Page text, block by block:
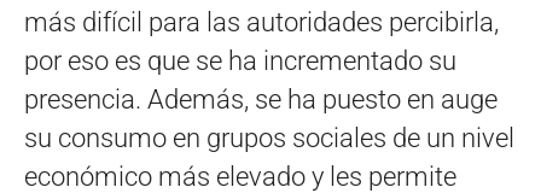
más difícil para las autoridades percibirla,
por eso es que se ha incrementado su
presencia. Además, se ha puesto en auge
su consumo en grupos sociales de un nivel
económico más elevado y les permite